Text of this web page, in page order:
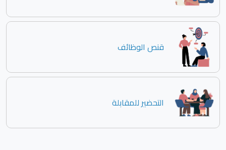
قنص الوظائف
التحضير للمقابلة